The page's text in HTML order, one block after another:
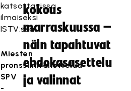
katsottavissa
ilmaiseksi
ISTV:ssä.
Miesten
pronssimitaliottelua
SPV
-
kokous
marraskuussa –
näin tapahtuvat
ehdokasasettelu
ja valinnat